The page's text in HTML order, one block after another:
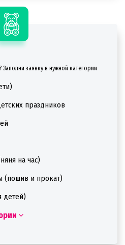
заявку в нужной категории
праздников
на час)
(пошив и прокат)
детей)